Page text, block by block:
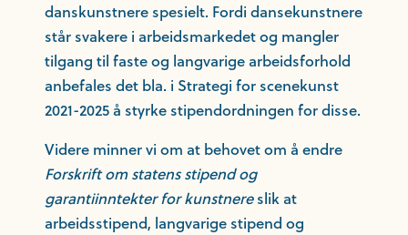
danskunstnere spesielt. Fordi dansekunstnere
står svakere i arbeidsmarkedet og mangler
tilgang til faste og langvarige arbeidsforhold
anbefales det bla. i Strategi for scenekunst
2021-2025 å styrke stipendordningen for disse.
Videre minner vi om at behovet om å endre
Forskrift om statens stipend og
garantiinntekter for kunstnereslik at
arbeidsstipend, langvarige stipend og